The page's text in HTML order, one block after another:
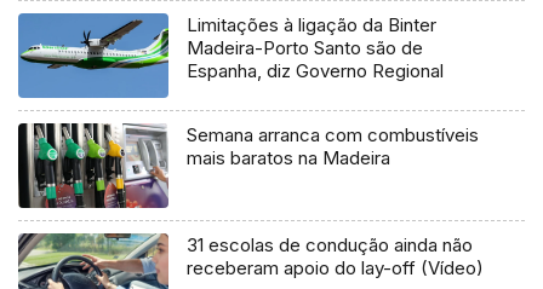
Limitações à ligação da Binter
Madeira-Porto Santo são de
Espanha, diz Governo Regional
Semana arranca com combustíveis
mais baratos na Madeira
31 escolas de condução ainda não
receberam apoio do lay-off (Vídeo)